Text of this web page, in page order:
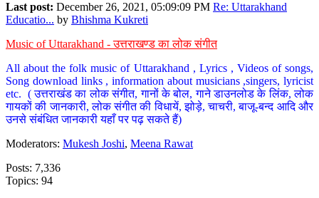
Last post: December 26, 2021, 05:09:09 PM Re: Uttarakhand
Educatio... by Bhishma Kukreti
Music of Uttarakhand - उत्तराखण्ड का लोक संगीत
All about the folk music of Uttarakhand , Lyrics , Videos of songs,
Song download links , information about musicians ,singers, lyricist
etc. ( उत्तराखंड का लोक संगीत, गानों के बोल, गाने डाउनलोड के लिंक, लोक
गायकों की जानकारी, लोक संगीत की विधायें, झोड़े, चाचरी, बाजू-बन्द आदि और
उनसे संबंधित जानकारी यहाँ पर पढ़ सकते हैं)
Moderators: Mukesh Joshi, Meena Rawat
Posts: 7,336
Topics: 94